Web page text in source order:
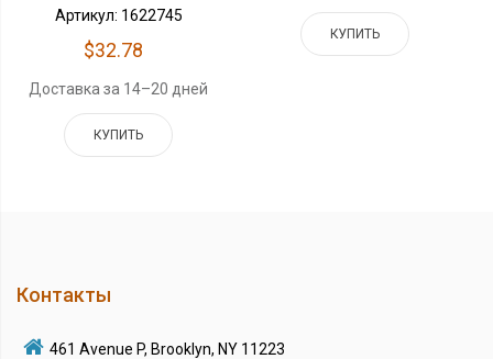
Артикул: 1622745
$32.78
Доставка за 14–20 дней
КУПИТЬ
КУПИТЬ
Контакты
461 Avenue P, Brooklyn, NY 11223